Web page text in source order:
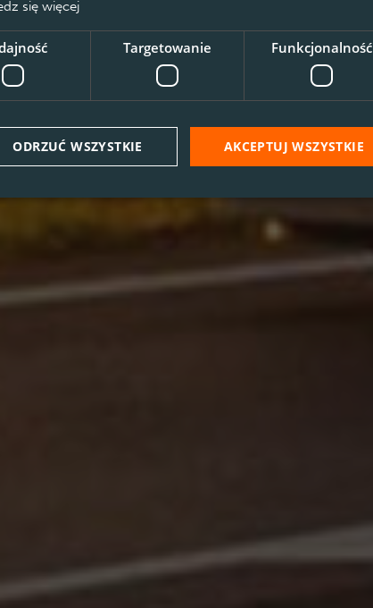
się więcej
Targetowanie Funkcjonalność
AKCEPTUJ WSZYSTKIE
ODRZUĆ WSZYSTKIE